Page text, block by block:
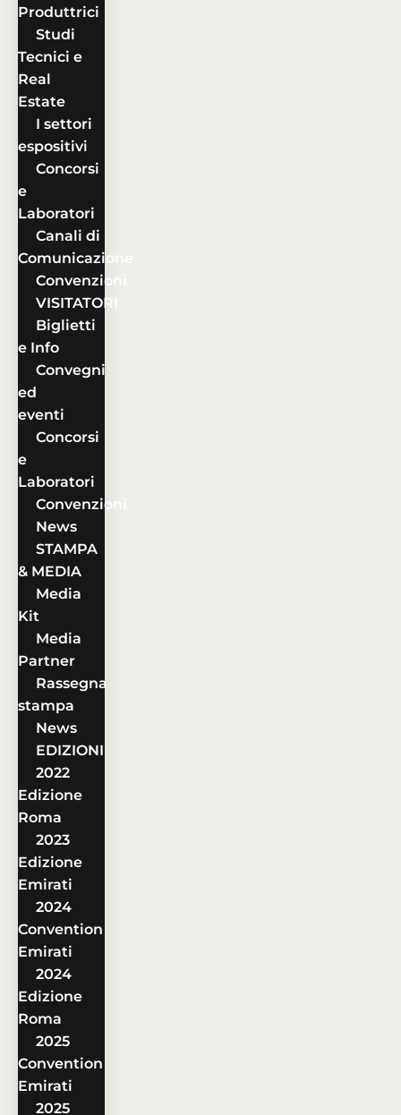
Produttrici
Studi
Tecnici e
Real
Estate
I settori
espositivi
Concorsi
e
Laboratori
Canali di
Comunicazione
Convenzioni
VISITATORI
Biglietti
e Info
Convegni
ed
eventi
Concorsi
e
Laboratori
Convenzioni
News
STAMPA
& MEDIA
Media
Kit
Media
Partner
Rassegna
stampa
News
EDIZIONI
2022
Edizione
Roma
2023
Edizione
Emirati
2024
Convention
Emirati
2024
Edizione
Roma
2025
Convention
Emirati
2025